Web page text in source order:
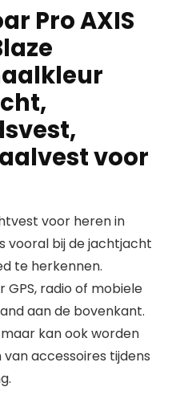
Pro AXIS
voor
voor heren in
vooral bij de jachtjacht
te herkennen.
radio of mobiele
aan de bovenkant.
kan ook worden
accessoires tijdens